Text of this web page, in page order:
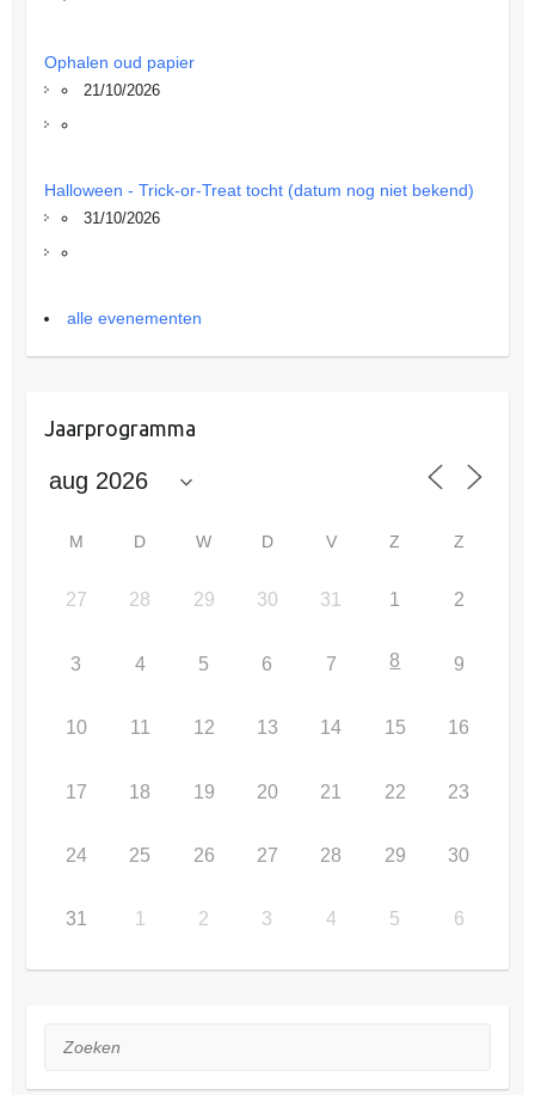
Ophalen oud papier
21/10/2026
Halloween - Trick-or-Treat tocht (datum nog niet bekend)
31/10/2026
alle evenementen
Jaarprogramma
M D W D V Z Z
27 28 29 30 31 1 2
3 4 5 6 7 8 9
10 11 12 13 14 15 16
17 18 19 20 21 22 23
24 25 26 27 28 29 30
31 1 2 3 4 5 6
Zoeken